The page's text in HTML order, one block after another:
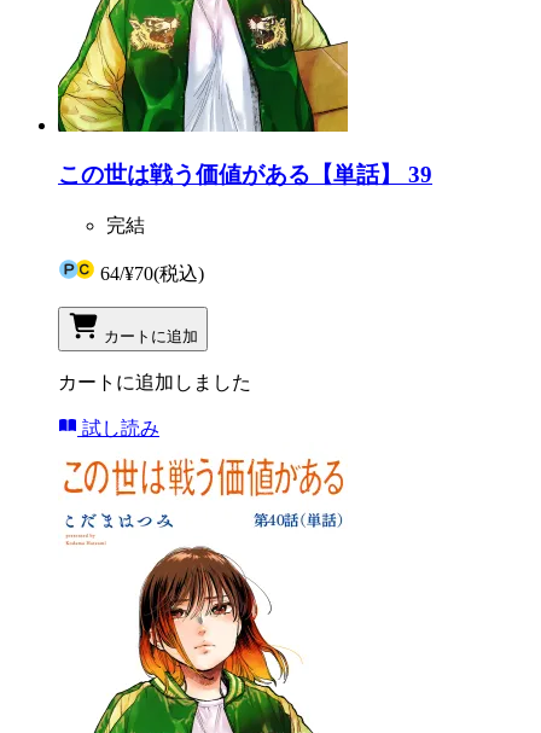
この世は戦う価値がある【単話】 39
完結
64/¥70(税込)
カートに追加
カートに追加しました
試し読み